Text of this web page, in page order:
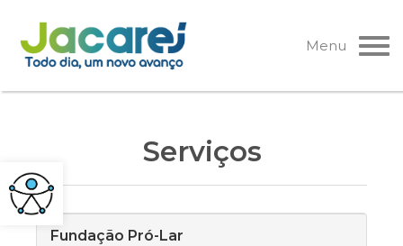
Pular
para
o
Menu
Serviços
Fundação Pró-Lar